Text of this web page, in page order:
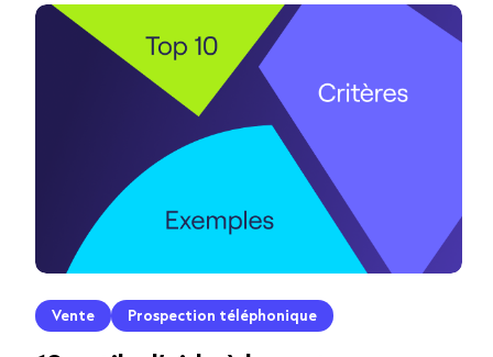
Vente Prospection téléphonique